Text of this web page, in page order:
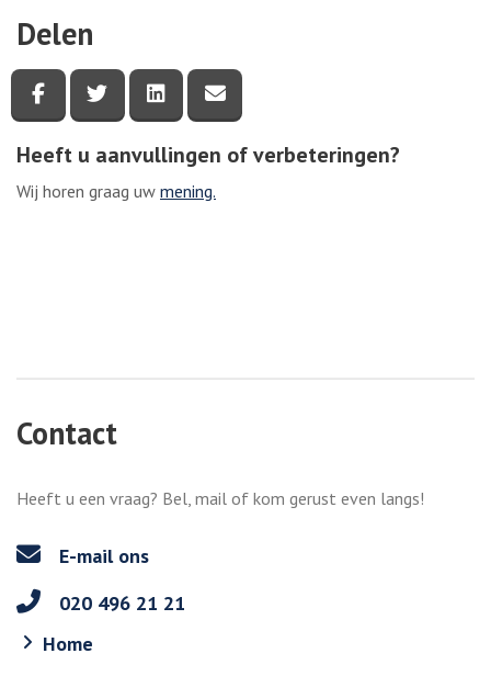
Delen
Deel deze pagina via Facebook
Deel deze pagina via Twitter
Deel deze pagina via LinkedIn
Heeft u aanvullingen of verbeteringen?
Wij horen graag uw mening.
Contact
Heeft u een vraag? Bel, mail of kom gerust even langs!
E-mail ons
020 496 21 21
Home